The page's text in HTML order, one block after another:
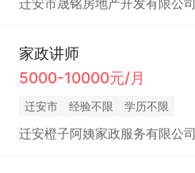
迁安市晟铭房地产开发有限公司
家政讲师
5000-10000元/月
迁安市 经验不限 学历不限
迁安橙子阿姨家政服务有限公司